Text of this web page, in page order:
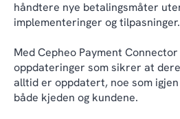
håndtere nye betalingsmåter
implementeringer og tilpasninger.
Med Cepheo Payment
oppdateringer som sikrer at
alltid er oppdatert, noe som
både kjeden og kundene.